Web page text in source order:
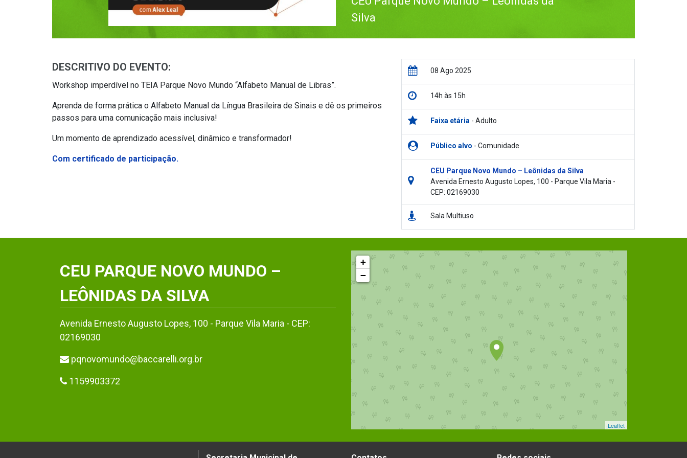
Silva
DESCRITIVO DO EVENTO:
Workshop imperdível no TEIA Parque Novo Mundo “Alfabeto Manual de Libras”.
Aprenda de forma prática o Alfabeto Manual da Língua Brasileira de Sinais e dê os primeiros
passos para uma comunicação mais inclusiva!
Um momento de aprendizado acessível, dinâmico e transformador!
Com certificado de participação.
08 Ago 2025
14h às 15h
Faixa etária- Adulto
Público alvo - Comunidade
CEU Parque Novo Mundo – Leônidas da Silva
Avenida Ernesto Augusto Lopes, 100 - Parque Vila Maria -
CEP: 02169030
Sala Multiuso
CEU PARQUE NOVO MUNDO –
LEÔNIDAS DA SILVA
Avenida Ernesto Augusto Lopes, 100 - Parque Vila Maria - CEP:
02169030
pqnovomundo@baccarelli.org.br
1159903372
+
−
Leaflet